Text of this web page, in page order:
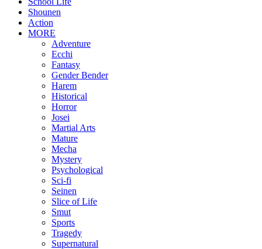
Shounen
Action
MORE
Adventure
Ecchi
Fantasy
Gender Bender
Harem
Historical
Horror
Josei
Martial Arts
Mature
Mecha
Mystery
Psychological
Sci-fi
Seinen
Slice of Life
Smut
Sports
Tragedy
Supernatural